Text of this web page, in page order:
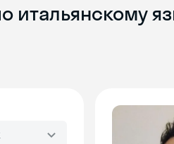
итальянскому